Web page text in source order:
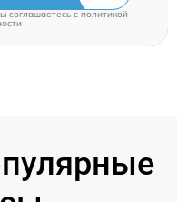
соглашаетесь cполитикой